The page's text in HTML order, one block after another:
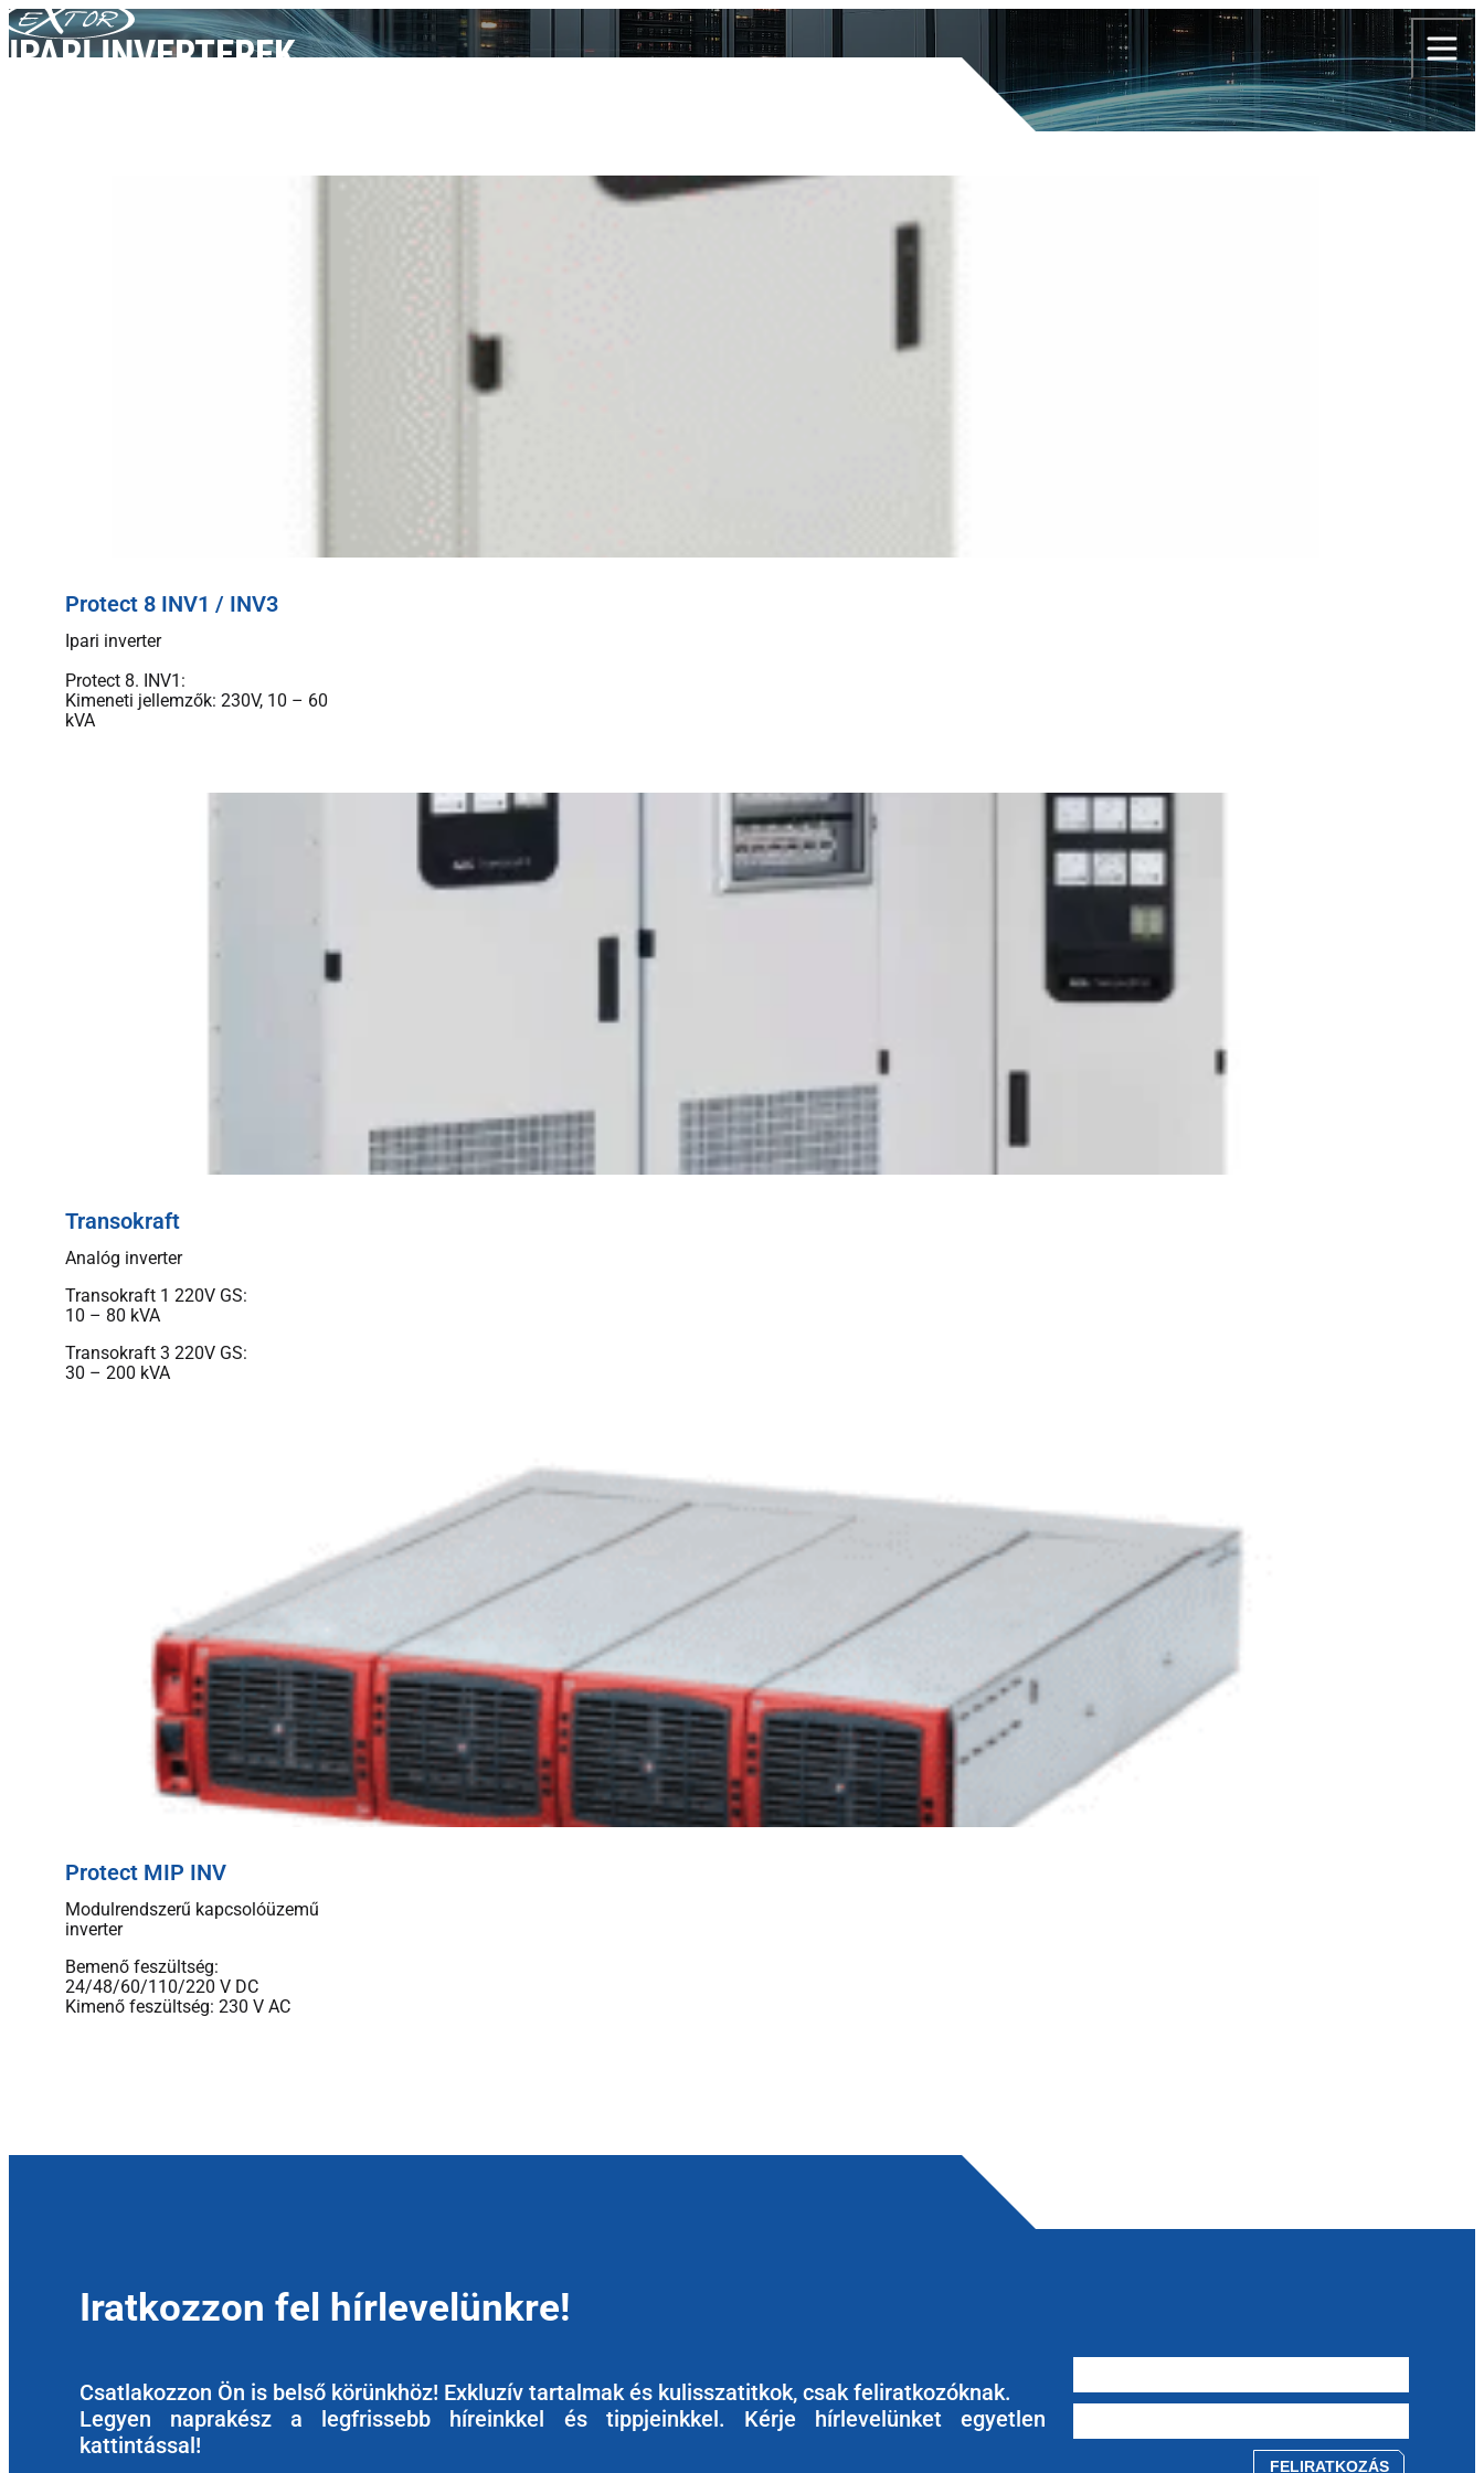
Skip to content
IPARI INVERTEREK
Protect 8 INV1 / INV3
Ipari inverter
Protect 8. INV1:
Kimeneti jellemzők: 230V, 10 – 60
kVA
Transokraft
Analóg inverter
Transokraft 1 220V GS:
10 – 80 kVA
Transokraft 3 220V GS:
30 – 200 kVA
Protect MIP INV
Modulrendszerű kapcsolóüzemű
inverter
Bemenő feszültség:
24/48/60/110/220 V DC
Kimenő feszültség: 230 V AC
Iratkozzon fel hírlevelünkre!
Csatlakozzon Ön is belső körünkhöz! Exkluzív tartalmak és kulisszatitkok, csak feliratkozóknak.
Legyen naprakész a legfrissebb híreinkkel és tippjeinkkel. Kérje hírlevelünket egyetlen
kattintással!
Please leave this field empty.